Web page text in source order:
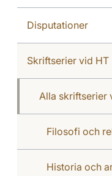
Disputationer
Skriftserier vid HT
Alla skriftserier
Filosofi och
Historia och